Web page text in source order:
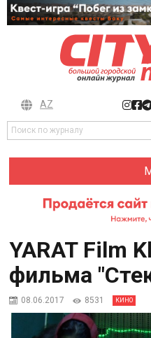
AZ
YARAT Film
фильма
08.06.2017 8531 КИНО